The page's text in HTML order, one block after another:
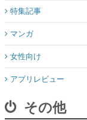
特集記事
マンガ
女性向け
アプリレビュー
その他